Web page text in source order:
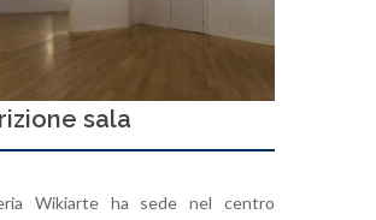
sala
Wikiarte ha sede nel centro